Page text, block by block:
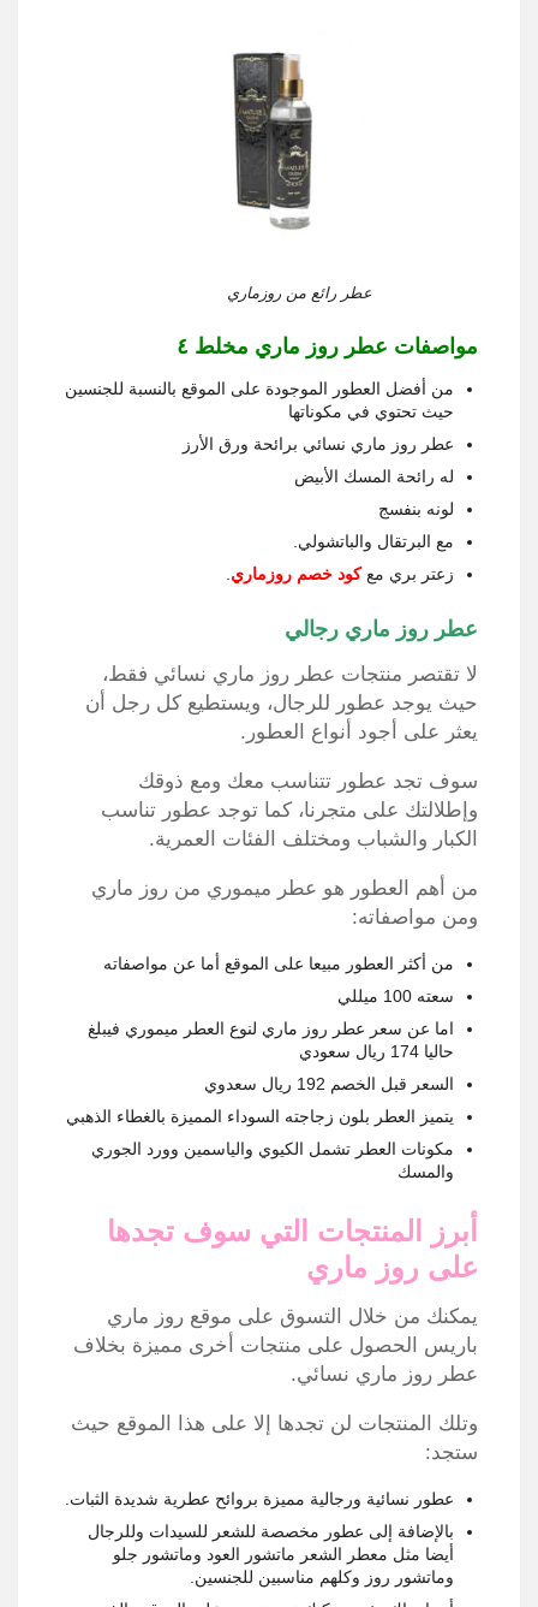
عطر رائع من روزماري
مواصفات عطر روز ماري مخلط ٤
من أفضل العطور الموجودة على الموقع بالنسبة للجنسين
حيث تحتوي في مكوناتها
عطر روز ماري نسائي برائحة ورق الأرز
له رائحة المسك الأبيض
لونه بنفسج
مع البرتقال والباتشولي.
زعتر بري مع كود خصم روزماري
عطر روز ماري رجالي
لا تقتصر منتجات عطر روز ماري نسائي فقط،
حيث يوجد عطور للرجال، ويستطيع كل رجل أن
يعثر على أجود أنواع العطور.
سوف تجد عطور تتناسب معك ومع ذوقك
وإطلالتك على متجرنا، كما توجد عطور تناسب
الكبار والشباب ومختلف الفئات العمرية.
من أهم العطور هو عطر ميموري من روز ماري
ومن مواصفاته:
من أكثر العطور مبيعا على الموقع أما عن مواصفاته
سعته 100 ميللي
اما عن سعر عطر روز ماري لنوع العطر ميموري فيبلغ
حاليا 174 ريال سعودي
السعر قبل الخصم 192 ريال سعدوي
يتميز العطر بلون زجاجته السوداء المميزة بالغطاء الذهبي
مكونات العطر تشمل الكيوي والياسمين وورد الجوري
والمسك
أبرز المنتجات التي سوف تجدها
على روز ماري
يمكنك من خلال التسوق على موقع روز ماري
باريس الحصول على منتجات أخرى مميزة بخلاف
عطر روز ماري نسائي.
وتلك المنتجات لن تجدها إلا على هذا الموقع حيث
ستجد:
عطور نسائية ورجالية مميزة بروائح عطرية شديدة الثبات.
بالإضافة إلى عطور مخصصة للشعر للسيدات وللرجال
أيضا مثل معطر الشعر ماتشور العود وماتشور جلو
وماتشور روز وكلهم مناسبين للجنسين.